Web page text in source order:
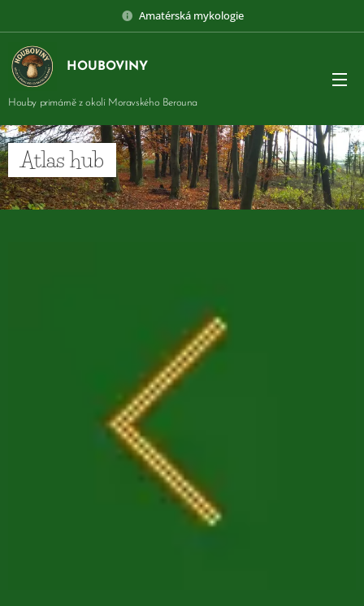
Amatérská mykologie
HOUBOVINY
Houby primárně z okolí Moravského Berouna
Atlas hub